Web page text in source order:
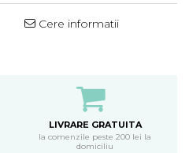
Cere informatii
LIVRARE GRATUITA
la comenzile peste 200 lei la
domiciliu